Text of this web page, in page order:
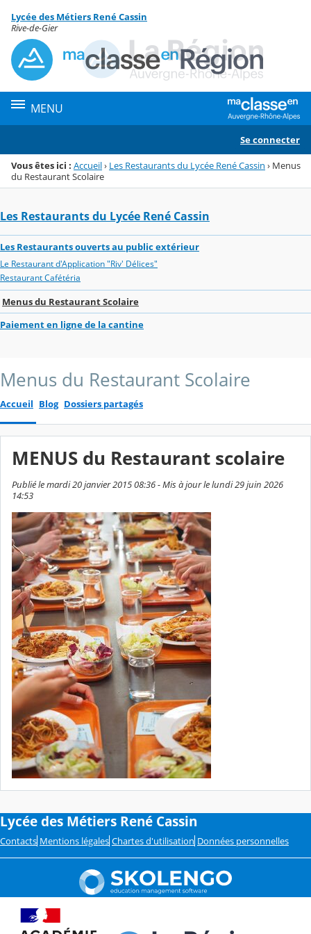
Menu de la rubrique
Contenu
Lycée des Métiers René Cassin
Rive-de-Gier
MENU
Se connecter
Vous êtes ici : Accueil› Les Restaurants du Lycée René Cassin › Menus
du Restaurant Scolaire
Les Restaurants du Lycée René Cassin
Les Restaurants ouverts au public extérieur
Le Restaurant d'Application "Riv' Délices"
Restaurant Cafétéria
Menus du Restaurant Scolaire
Paiement en ligne de la cantine
Menus du Restaurant Scolaire
Accueil Blog Dossiers partagés
MENUS du Restaurant scolaire
Publié le mardi 20 janvier 2015 08:36 - Mis à jour le lundi 29 juin 2026
14:53
Lycée des Métiers René Cassin
Contacts Mentions légales Chartes d'utilisation Données personnelles